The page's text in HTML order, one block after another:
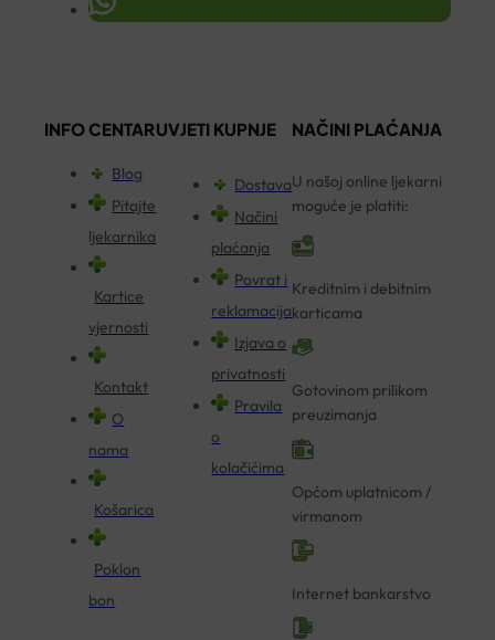
INFO CENTAR
Blog
Pitajte
ljekarnika
Kartice
vjernosti
Kontakt
O
nama
Košarica
Poklon
bon
UVJETI KUPNJE
Dostava
Načini
plaćanja
Povrat i
reklamacija
Izjava o
privatnosti
Pravila
o
kolačićima
NAČINI PLAĆANJA
U našoj online ljekarni
moguće je platiti:
Kreditnim i debitnim
karticama
Gotovinom prilikom
preuzimanja
Općom uplatnicom /
virmanom
Internet bankarstvo